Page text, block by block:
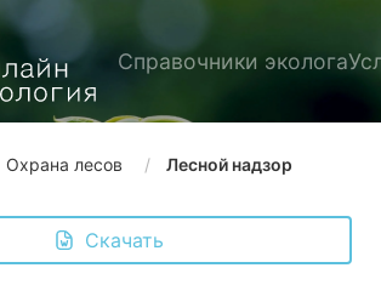
Справочники эколога
Охрана лесов Лесной надзор
Скачать